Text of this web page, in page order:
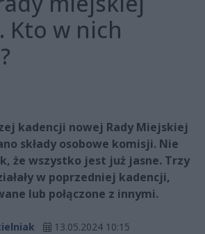
Kto w nich
kadencji nowej Rady Miejskiej
składy osobowe komisji. Nie
że wszystko jest już jasne. Trzy
w poprzedniej kadencji,
lub połączone z innymi.
13.05.2024 10:15